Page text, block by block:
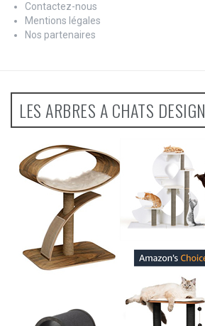
Contactez-nous
Mentions légales
Nos partenaires
LES ARBRES A CHATS DESIGN